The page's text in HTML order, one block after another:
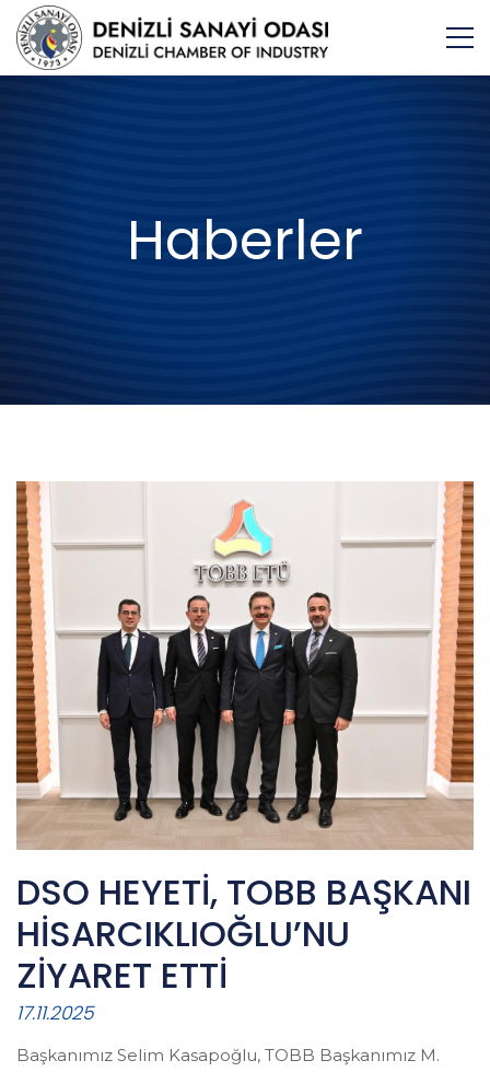
Haberler
DSO HEYETİ, TOBB BAŞKANI
HİSARCIKLIOĞLU’NU
ZİYARET ETTİ
17.11.2025
Başkanımız Selim Kasapoğlu, TOBB Başkanımız M.